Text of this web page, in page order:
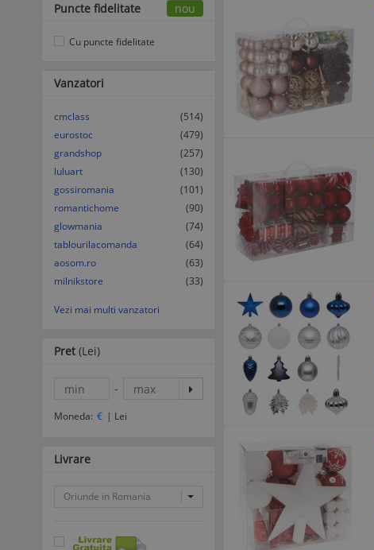
Puncte fidelitate nou
Cu puncte fidelitate
Vanzatori
cmclass
(514)
eurostoc
(479)
grandshop
(257)
luluart
(130)
gossiromania
(101)
romantichome
(90)
glowmania
(74)
tablourilacomanda
(64)
aosom.ro
(63)
milnikstore
(33)
Vezi mai multi vanzatori
Pret (Lei)
-
Moneda: € | Lei
Livrare
Oriunde in Romania